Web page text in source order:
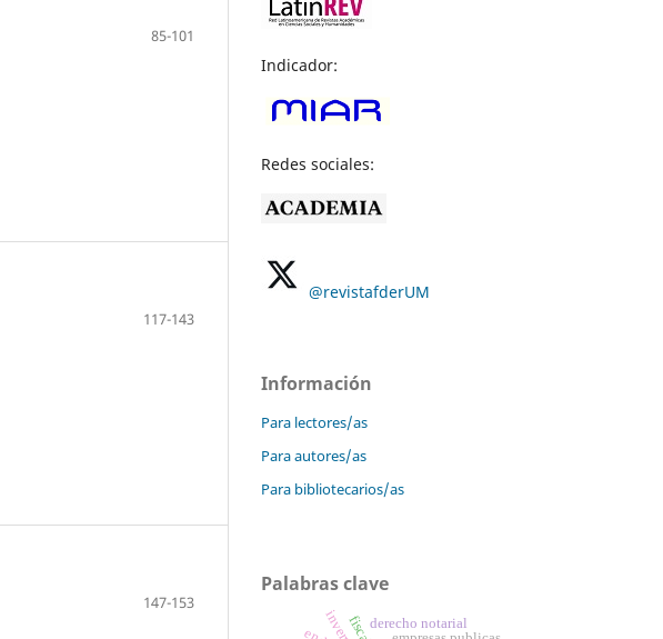
85-101
117-143
147-153
Indicador:
Redes sociales:
@revistafderUM
Información
Para lectores/as
Para autores/as
Para bibliotecarios/as
Palabras clave
derecho notarial